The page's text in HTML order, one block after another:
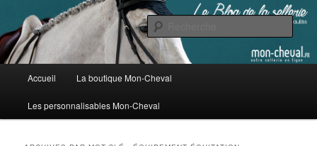
contenu
principal
contenu
secondaireBlog de la sellerie en ligne Mon
Cheval
principal
Accueil La boutique Mon-Cheval
Les personnalisables Mon-Cheval